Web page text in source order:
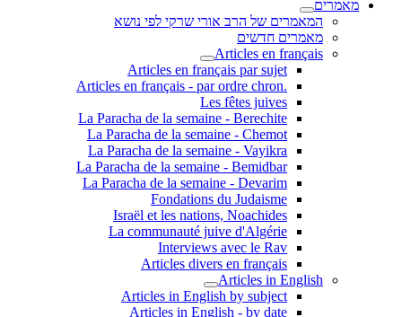
מאמרים
המאמרים של הרב אורי שרקי לפי נושא
מאמרים חדשים
Articles en français
Articles en français par sujet
.Articles en français - par ordre chron
Les fêtes juives
La Paracha de la semaine - Berechite
La Paracha de la semaine - Chemot
La Paracha de la semaine - Vayikra
La Paracha de la semaine - Bemidbar
La Paracha de la semaine - Devarim
Fondations du Judaisme
Israël et les nations, Noachides
La communauté juive d'Algérie
Interviews avec le Rav
Articles divers en français
Articles in English
Articles in English by subject
Articles in English - by date